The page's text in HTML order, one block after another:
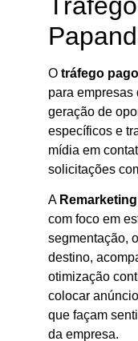
O tráfego
para empresas
geração de
específicos e
mídia em
solicitações
A
com foco em
segmentação,
destino,
otimização
colocar
que façam
da empresa.